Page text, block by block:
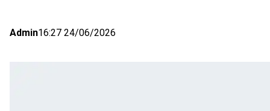
Admin16:27 24/06/2026